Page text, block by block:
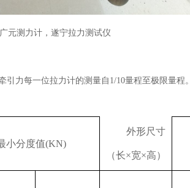
元测力计，遂宁拉力测试仪
引力每一位拉力计的测量自 1/10量程至极限量程。
小分度值(KN)
外形尺寸
（长×宽×高）